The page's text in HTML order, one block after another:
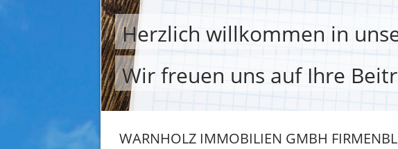
Herzlich willkommen in
Wir freuen uns auf Ihre
WARNHOLZ IMMOBILIEN GMBH